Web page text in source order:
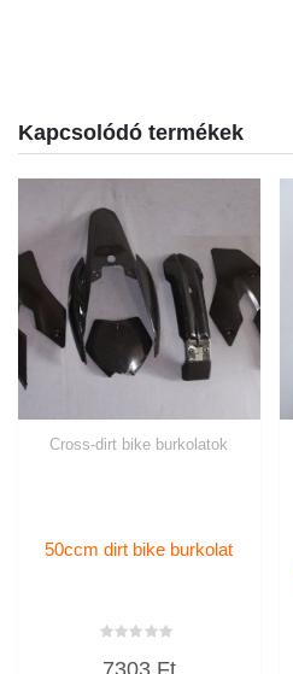
Kapcsolódó termékek
Cross-dirt bike burkolatok
50ccm dirt bike burkolat
0